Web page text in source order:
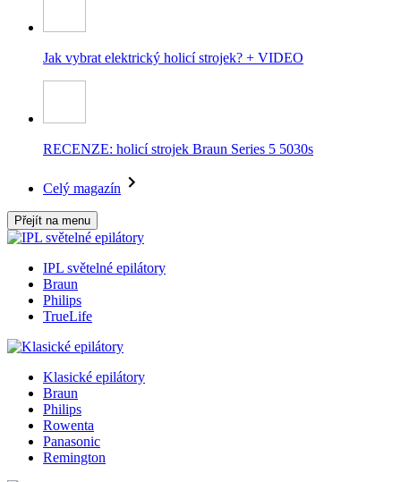
Jak vybrat elektrický holicí strojek? + VIDEO
RECENZE: holicí strojek Braun Series 5 5030s
Celý magazín
Přejít na menu
IPL světelné epilátory
Braun
Philips
TrueLife
Klasické epilátory
Braun
Philips
Rowenta
Panasonic
Remington